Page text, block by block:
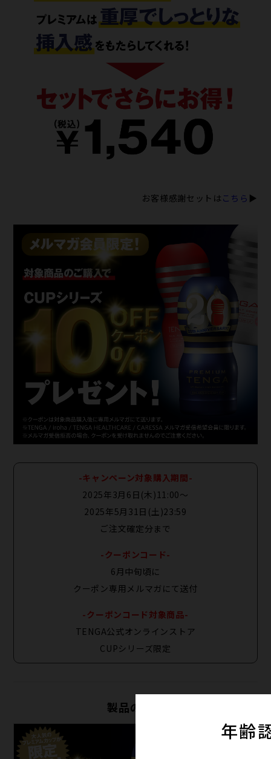
お客様感謝セットは こちら ▶
-キャンペーン対象購入期間-
2025年3月6日(木)11:00〜
2025年5月31日(土)23:59
ご注文確定分まで
-クーポンコード-
6月中旬頃に
クーポン専用メルマガにて送付
-クーポンコード対象商品-
TENGA公式オンラインストア
CUPシリーズ限定
製品の特徴
年齢